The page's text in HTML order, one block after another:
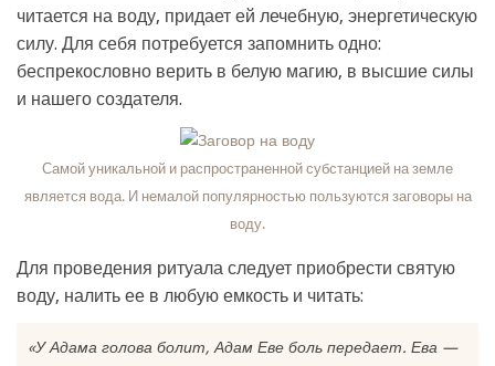
читается на воду, придает ей лечебную, энергетическую
силу. Для себя потребуется запомнить одно:
беспрекословно верить в белую магию, в высшие силы
и нашего создателя.
Самой уникальной и распространенной субстанцией на земле
является вода. И немалой популярностью пользуются заговоры на
воду.
Для проведения ритуала следует приобрести святую
воду, налить ее в любую емкость и читать:
«У Адама голова болит, Адам Еве боль передает. Ева —